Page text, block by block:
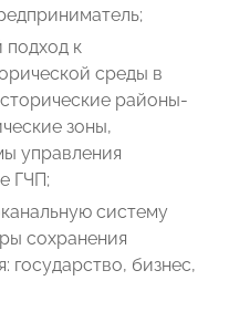
подход к
среды в
районы-
зоны,
управления
ГЧП;
систему
сохранения
государство, бизнес,